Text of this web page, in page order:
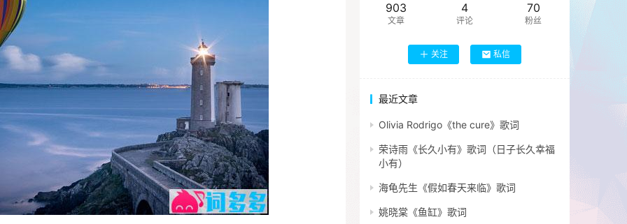
903
文章
4
评论
70
粉丝
关注 私信
最近文章
Olivia Rodrigo《the cure》歌词
荣诗雨《长久小有》歌词（日子长久幸福
小有）
海龟先生《假如春天来临》歌词
姚晓棠《鱼缸》歌词